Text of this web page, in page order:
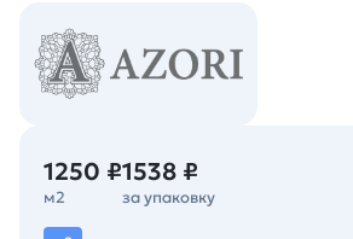
1250 ₽
м2
1538 ₽
за упаковку